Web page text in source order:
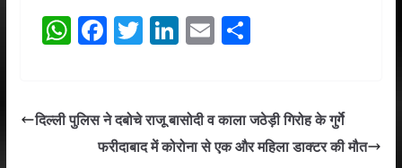
W
s
F
b
o
T
er
Li
e
dI
E
l
S
e
दिल्ली पुलिस ने दबोचे राजू बासोदी व काला जठेड़ी गिरोह के गुर्गे
फरीदाबाद में कोरोना से एक और महिला डाक्टर की मौत